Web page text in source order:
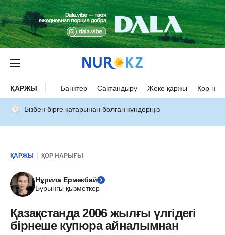
ҚАРЖЫ Банктер Сақтандыру Жеке қаржы Қор
Бізбен бірге қатарынан болған күндеріңіз
ҚАРЖЫ ҚОР НАРЫҒЫ
Нұрила Ермекбай
Бұрынғы қызметкер
Қазақстанда 2006 жылғы үлгідегі
бірнеше купюра айналымнан